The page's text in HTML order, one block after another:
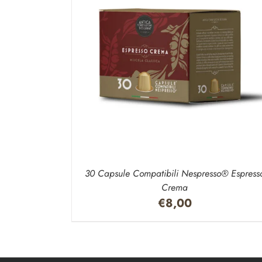
30 Capsule Compatibili Nespresso®
Crema
€8,00
AGGIUNGI AL CARRELLO / DETTAGLI